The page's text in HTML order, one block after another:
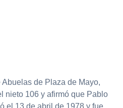
de Plaza de Mayo,
nieto 106 y afirmó que Pablo